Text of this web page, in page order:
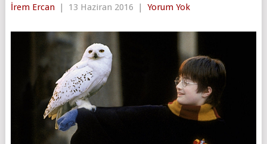
İrem Ercan | 13 Haziran 2016 | Yorum Yok